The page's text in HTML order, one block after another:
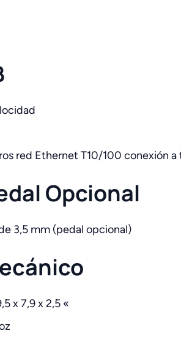
red Ethernet T10/100 conexión
Opcional
3,5 mm (pedal opcional)
x 7,9 x 2,5 «